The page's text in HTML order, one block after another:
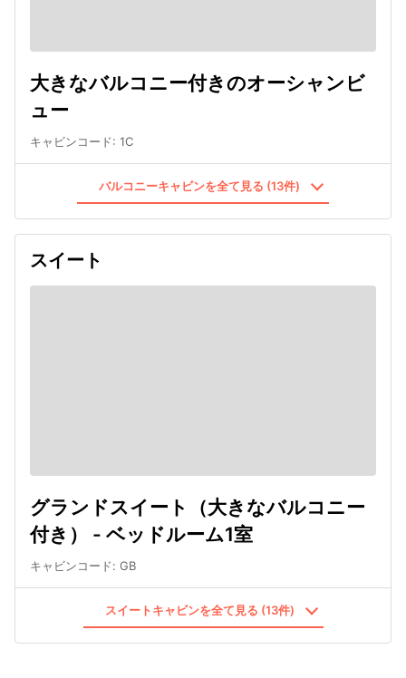
大きなバルコニー付きのオーシャンビ
ュー
キャビンコード: 1C
バルコニーキャビンを全て見る (13件)
スイート
グランドスイート（大きなバルコニー
付き） - ベッドルーム1室
キャビンコード: GB
スイートキャビンを全て見る (13件)